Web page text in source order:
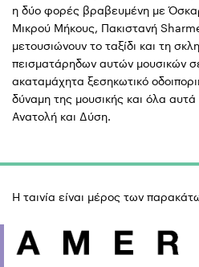
η δύο φορές βραβευμένη με
Μικρού Μήκους, Πακιστανή
μετουσιώνουν το ταξίδι και τη
πεισματάρηδων αυτών μουσικών
ακαταμάχητα ξεσηκωτικό
δύναμη της μουσικής και όλα
Ανατολή και Δύση.
Η ταινία είναι μέρος των